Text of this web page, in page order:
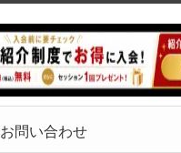
お問い合わせ